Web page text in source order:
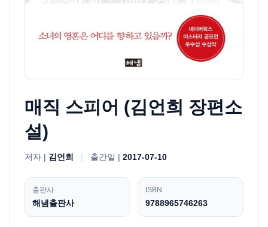
매직 스피어 (김언희 장편소
설)
저자 | 김언희 | 출간일 | 2017-07-10
출판사
해냄출판사
ISBN
9788965746263